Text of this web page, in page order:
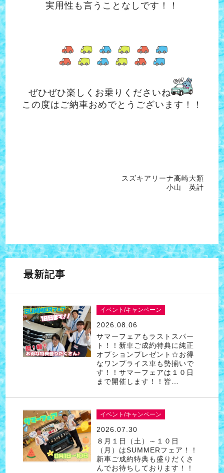
実用性も言うことなしです！！
ぜひぜひ楽しくお乗りくださいね
この度はご納車おめでとうございます！！
スズキアリーナ高崎大類
小山 英計
最新記事
イベント/キャンペーン
2026.08.06
サマーフェアもラストスパー
ト！！新車ご成約特典に純正
オプションプレゼント☆お得
なワンプライス車も勢揃いで
す！！サマーフェアは１０日
まで開催します！！皆…
イベント/キャンペーン
2026.07.30
８月１日（土）～１０日
（月）はSUMMERフェア！！
新車ご成約特典も盛りだくさ
んでお待ちしております！！